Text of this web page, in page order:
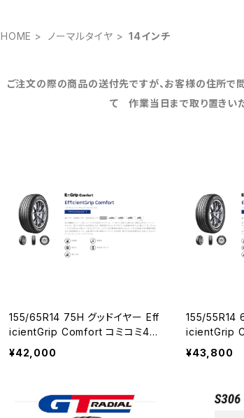
HOME ノーマルタイヤ 14インチ
ご注文の際の商品の送付先ですが、お客様の住所で
て 作業当日まで取り置きいた
155/65R14 75H グッドイヤー Eff
icientGrip Comfort コミコミ4本
セット
¥42,000
155/55R14
icientGrip
セット
¥43,800